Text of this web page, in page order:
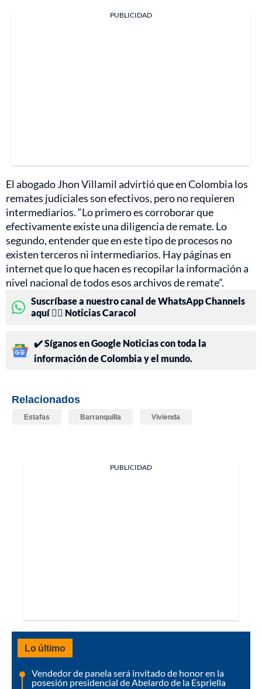
PUBLICIDAD
El abogado Jhon Villamil advirtió que en Colombia los
remates judiciales son efectivos, pero no requieren
intermediarios. “Lo primero es corroborar que
efectivamente existe una diligencia de remate. Lo
segundo, entender que en este tipo de procesos no
existen terceros ni intermediarios. Hay páginas en
internet que lo que hacen es recopilar la información a
nivel nacional de todos esos archivos de remate”.
Suscríbase a nuestro canal de WhatsApp Channels
aquí 👉🏻 Noticias Caracol
✔️ Síganos en Google Noticias con toda la
información de Colombia y el mundo.
Relacionados
Estafas Barranquilla Vivienda
PUBLICIDAD
Lo último
Vendedor de panela será invitado de honor en la
posesión presidencial de Abelardo de la Espriella